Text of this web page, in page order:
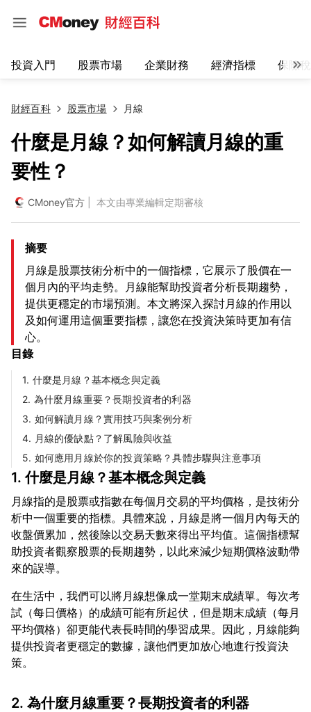
投資入門 股票市場 企業財務 經濟指標 保險
財經百科 股票市場 月線
什麼是月線？如何解讀月線的重
要性？
CMoney官方 | 本文由專業編輯定期審核
摘要
月線是股票技術分析中的一個指標，它展示了股價在一
個月內的平均走勢。月線能幫助投資者分析長期趨勢，
提供更穩定的市場預測。本文將深入探討月線的作用以
及如何運用這個重要指標，讓您在投資決策時更加有信
心。
目錄
1. 什麼是月線？基本概念與定義
2. 為什麼月線重要？長期投資者的利器
3. 如何解讀月線？實用技巧與案例分析
4. 月線的優缺點？了解風險與收益
5. 如何應用月線於你的投資策略？具體步驟與注意事項
1. 什麼是月線？基本概念與定義
月線指的是股票或指數在每個月交易的平均價格，是技術分
析中一個重要的指標。具體來說，月線是將一個月內每天的
收盤價累加，然後除以交易天數來得出平均值。這個指標幫
助投資者觀察股票的長期趨勢，以此來減少短期價格波動帶
在生活中，我們可以將月線想像成一堂期末成績單。每次考
試（每日價格）的成績可能有所起伏，但是期末成績（每月
平均價格）卻更能代表長時間的學習成果。因此，月線能夠
提供投資者更穩定的數據，讓他們更加放心地進行投資決
2. 為什麼月線重要？長期投資者的利器